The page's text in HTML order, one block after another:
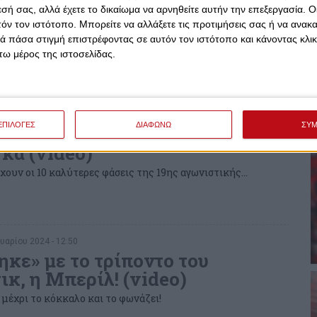
σας, αλλά έχετε το δικαίωμα να αρνηθείτε αυτήν την επεξεργασία.
τον ιστότοπο. Μπορείτε να αλλάξετε τις προτιμήσεις σας ή να
στιγμή επιστρέφοντας σε αυτόν τον ιστότοπο και κάνοντας
μέρος της ιστοσελίδας.
ΔΙΑΦΩΝΩ
«Ερωτεύτηκα τα πάντα στον
για την αγάπη του τον Ολυμπιακό και τη δύσκολη
της Παρτιζάν
2024 - 17:39
και Μίλου το Top10 της
(video)
οι 10 καλύτερες φάσεις της 19ης αγωνιστικής…
2024 - 12:50
με το τρίποντο του
η Μπερίλ! (video)
μέχρι το κόκκαλο και το φωνάζει!